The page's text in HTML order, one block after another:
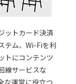
ットカード決済
テム、Wi-Fiを利
トにコンテンツ
線サービスな
な運営に役立つ